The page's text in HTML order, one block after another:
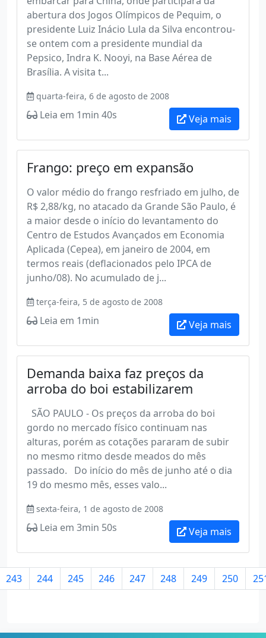
abertura dos Jogos Olímpicos de Pequim, o
presidente Luiz Inácio Lula da Silva encontrou-
se ontem com a presidente mundial da
Pepsico, Indra K. Nooyi, na Base Aérea de
Brasília. A visita t...
quarta-feira, 6 de agosto de 2008
Leia em 1min 40s Veja mais
Frango: preço em expansão
O valor médio do frango resfriado em julho, de
R$ 2,88/kg, no atacado da Grande São Paulo, é
a maior desde o início do levantamento do
Centro de Estudos Avançados em Economia
Aplicada (Cepea), em janeiro de 2004, em
termos reais (deflacionados pelo IPCA de
junho/08). No acumulado de j...
terça-feira, 5 de agosto de 2008
Leia em 1min Veja mais
Demanda baixa faz preços da
arroba do boi estabilizarem
SÃO PAULO - Os preços da arroba do boi
gordo no mercado físico continuam nas
alturas, porém as cotações pararam de subir
no mesmo ritmo desde meados do mês
passado. Do início do mês de junho até o dia
19 do mesmo mês, esses valo...
sexta-feira, 1 de agosto de 2008
Leia em 3min 50s Veja mais
243 244 245 246 247 248 249 250